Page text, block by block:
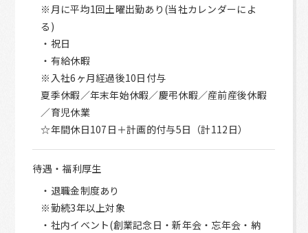
※月に平均1回土曜出勤あり(当社カレンダーによ
る)
・祝日
・有給休暇
※入社6ヶ月経過後10日付与
夏季休暇／年末年始休暇／慶弔休暇／産前産後休暇
／育児休業
☆年間休日107日＋計画的付与5日（計112日）
待遇・福利厚生
・退職金制度あり
※勤続3年以上対象
・社内イベント(創業記念日・新年会・忘年会・納